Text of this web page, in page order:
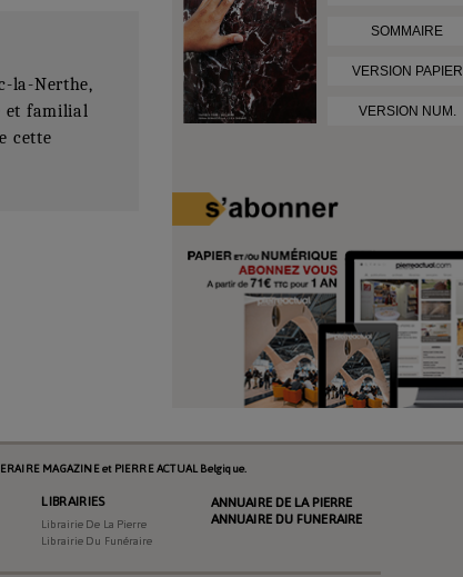
la-Nerthe,
et familial
cette
SOMMAIRE
VERSION PAPIER
VERSION NUM.
MAGAZINE et PIERRE ACTUAL Belgique.
LIBRAIRIES
Librairie De La Pierre
Librairie Du Funéraire
ANNUAIRE DE LA PIERRE
ANNUAIRE DU FUNERAIRE